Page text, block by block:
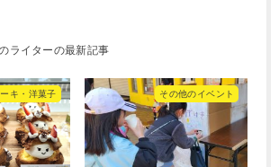
キ・洋菓子 その他のイベント